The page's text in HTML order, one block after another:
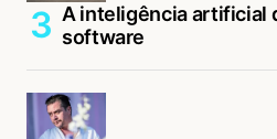
A inteligência artificial
software